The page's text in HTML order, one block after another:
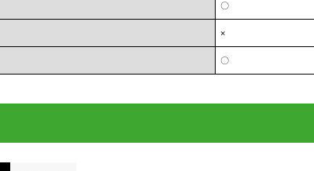
〇
×
〇